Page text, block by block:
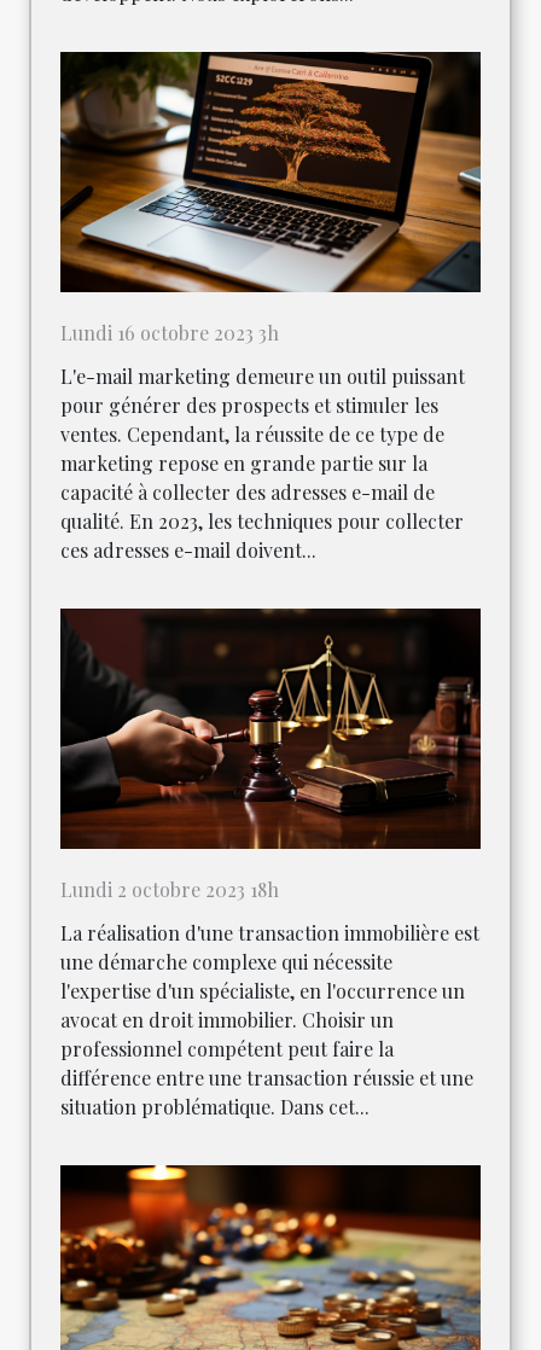
Lundi 16 octobre 2023 3h
L'e-mail marketing demeure un outil puissant
pour générer des prospects et stimuler les
ventes. Cependant, la réussite de ce type de
marketing repose en grande partie sur la
capacité à collecter des adresses e-mail de
qualité. En 2023, les techniques pour collecter
ces adresses e-mail doivent...
Lundi 2 octobre 2023 18h
La réalisation d'une transaction immobilière est
une démarche complexe qui nécessite
l'expertise d'un spécialiste, en l'occurrence un
avocat en droit immobilier. Choisir un
professionnel compétent peut faire la
différence entre une transaction réussie et une
situation problématique. Dans cet...